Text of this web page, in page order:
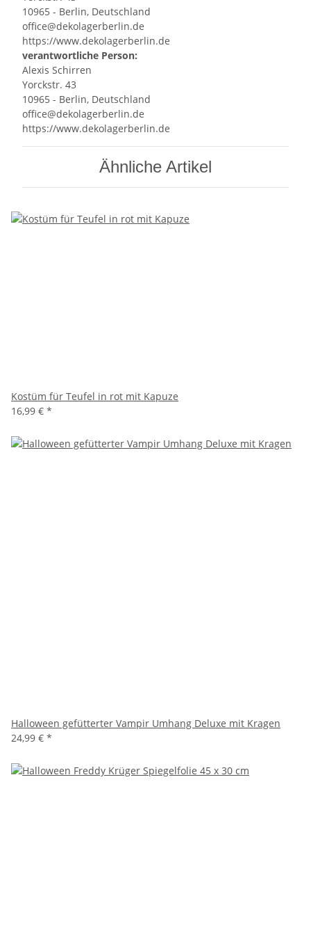
10965 - Berlin, Deutschland
office@dekolagerberlin.de
https://www.dekolagerberlin.de
verantwortliche Person:
Alexis Schirren
Yorckstr. 43
10965 - Berlin, Deutschland
office@dekolagerberlin.de
https://www.dekolagerberlin.de
Ähnliche Artikel
Kostüm für Teufel in rot mit Kapuze
16,99 € *
Halloween gefütterter Vampir Umhang Deluxe mit Kragen
24,99 € *